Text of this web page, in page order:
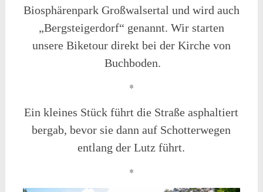
Biosphärenpark Großwalsertal und wird auch
„Bergsteigerdorf“ genannt. Wir starten
unsere Biketour direkt bei der Kirche von
Buchboden.
*
Ein kleines Stück führt die Straße asphaltiert
bergab, bevor sie dann auf Schotterwegen
entlang der Lutz führt.
*